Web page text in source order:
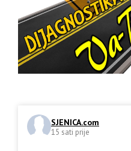
SJENICA.com
15 sati prije